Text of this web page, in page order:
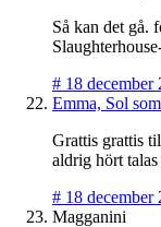
Så kan det gå.
# 18 december
Emma, Sol
Grattis grattis
aldrig hört
# 18 december
Magganini